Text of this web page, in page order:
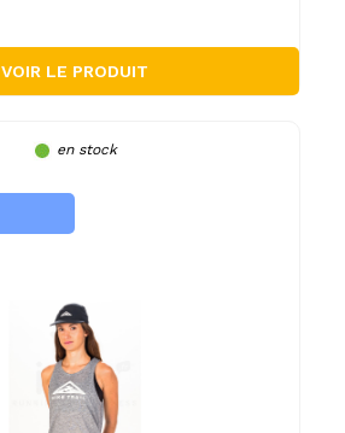
VOIR LE PRODUIT
en stock